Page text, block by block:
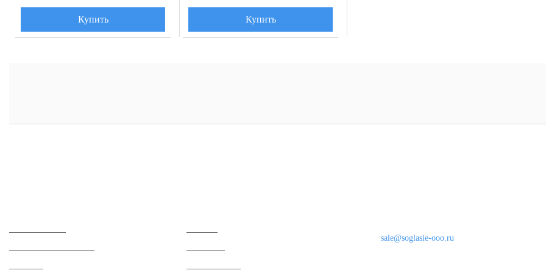
Купить Купить
sale@soglasie-ooo.ru